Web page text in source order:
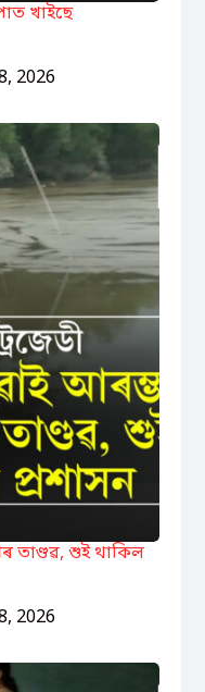
খাইছে
2026
তাণ্ডৱ, শুই থাকিল
2026